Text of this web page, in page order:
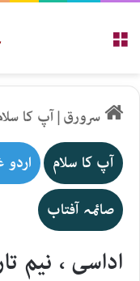
سرورق|آپ کا
آپ کا سلام اردو
صائمہ آفتاب
اداسی ، نیم